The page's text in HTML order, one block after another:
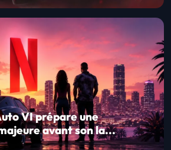
VI prépare une
avant son la...